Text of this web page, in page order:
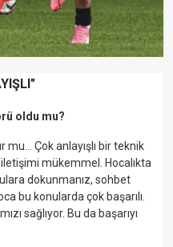
oldu mu?
mu… Çok anlayışlı bir teknik
mükemmel. Hocalıkta
dokunmanız, sohbet
bu konularda çok başarılı.
sağlıyor. Bu da başarıyı